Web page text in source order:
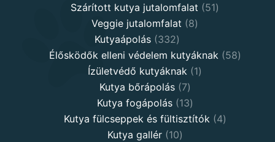
products
Szárított kutya jutalomfalat 5151
Veggie jutalomfalat 88
Kutyaápolás 332332
products
Élősködők elleni védelem kutyáknak 5858
Ízületvédő kutyáknak 11
Kutya bőrápolás 77
products
Kutya fogápolás 1313
products
Kutya fülcseppek és fültisztítók 44
Kutya gallér 1010